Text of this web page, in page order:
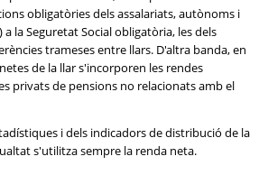
obligatòries dels assalariats, autònoms i
a la Seguretat Social obligatòria, les dels
trameses entre llars. D'altra banda, en
de la llar s'incorporen les rendes
privats de pensions no relacionats amb el
i dels indicadors de distribució de la
s'utilitza sempre la renda neta.